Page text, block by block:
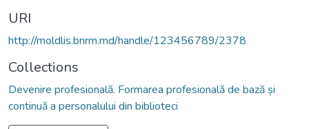
URI
http://moldlis.bnrm.md/handle/123456789/2378
Collections
Devenire profesională. Formarea profesională de bază și
continuă a personalului din biblioteci